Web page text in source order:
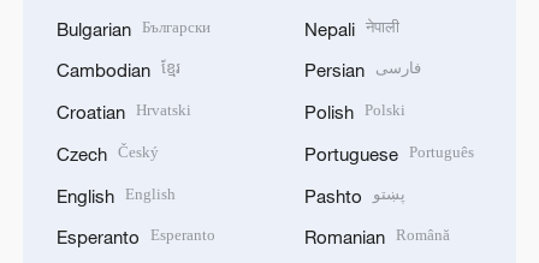
Bulgarian Български
Cambodian ខ្មែរ
Croatian Hrvatski
Czech Český
English English
Esperanto Esperanto
Nepali नेपाली
Persian فارسی
Polish Polski
Portuguese Português
Pashto پښتو
Romanian Română